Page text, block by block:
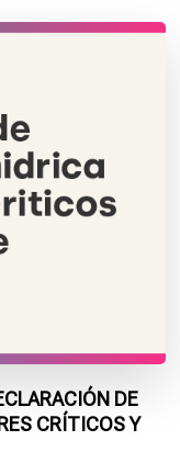
DE
CRÍTICOS Y